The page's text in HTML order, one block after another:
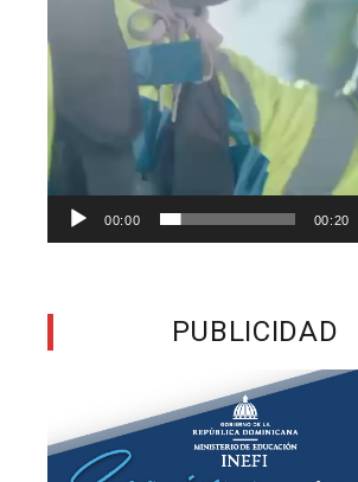
00:00 00:20
PUBLICIDAD